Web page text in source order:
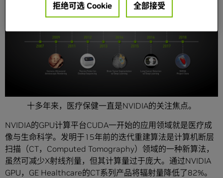
十多年来，医疗保健一直是NVIDIA的关注焦点。
NVIDIA的GPU计算平台CUDA一开始的应用领域就是医疗成
像与生命科学。发明于15年前的迭代重建算法是计算机断层
扫描（CT，Computed Tomography）领域的一种新算法，
虽然可减少X射线剂量，但其计算量过于庞大。通过NVIDIA
GPU，GE Healthcare的CT系列产品将辐射量降低了82%。
拒绝可选 Cookie 全部接受